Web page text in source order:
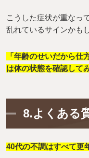
こうした症状が重なっ
乱れているサインかも
「年齢のせいだから仕
は体の状態を確認して
8.よくある
40代の不調はすべて更